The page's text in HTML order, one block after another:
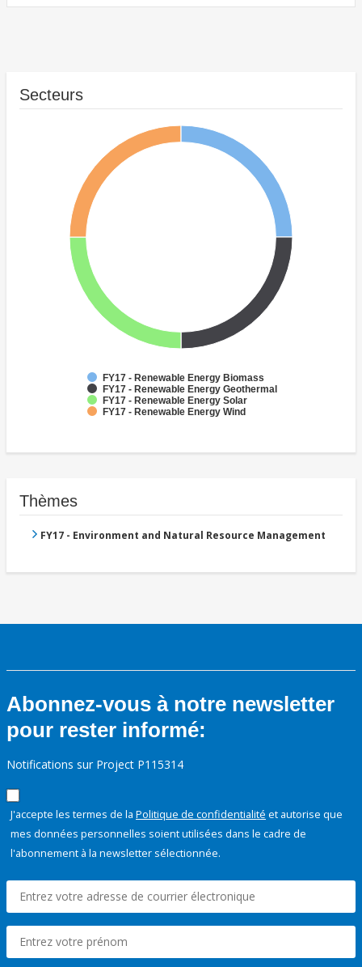
Secteurs
FY17 - Renewable Energy Biomass
FY17 - Renewable Energy Geothermal
FY17 - Renewable Energy Solar
FY17 - Renewable Energy Wind
Thèmes
FY17 - Environment and Natural Resource Management
Abonnez-vous à notre newsletter
pour rester informé:
Notifications sur Project P115314
J'accepte les termes de la Politique de confidentialité et autorise que
mes données personnelles soient utilisées dans le cadre de
l'abonnement à la newsletter sélectionnée.